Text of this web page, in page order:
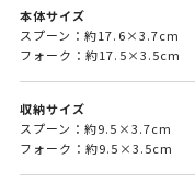
本体サイズ
スプーン：約17.6×3.7cm
フォーク：約17.5×3.5cm
収納サイズ
スプーン：約9.5×3.7cm
フォーク：約9.5×3.5cm